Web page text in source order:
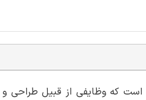
است که وظایفی از قبیل طراحی